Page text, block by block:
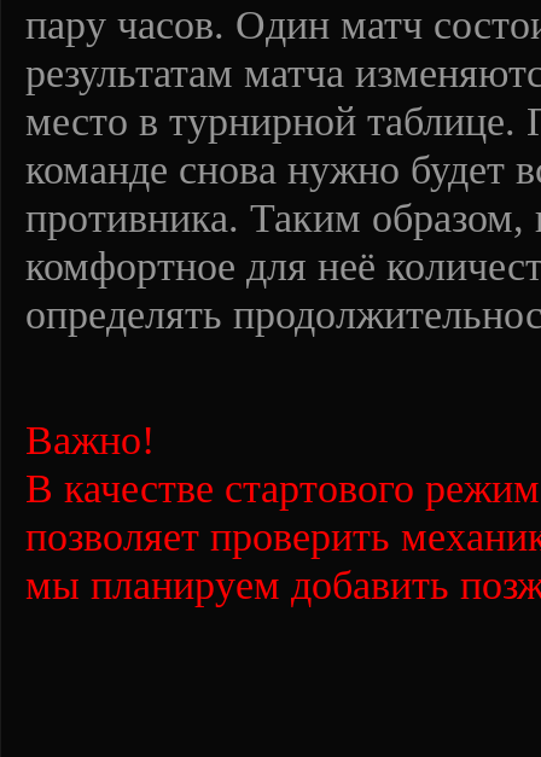
пару часов. Один матч
результатам матча
место в турнирной таблице.
команде снова нужно будет
противника. Таким
комфортное для неё
определять
Важно!
В качестве стартового
позволяет проверить
мы планируем добавить